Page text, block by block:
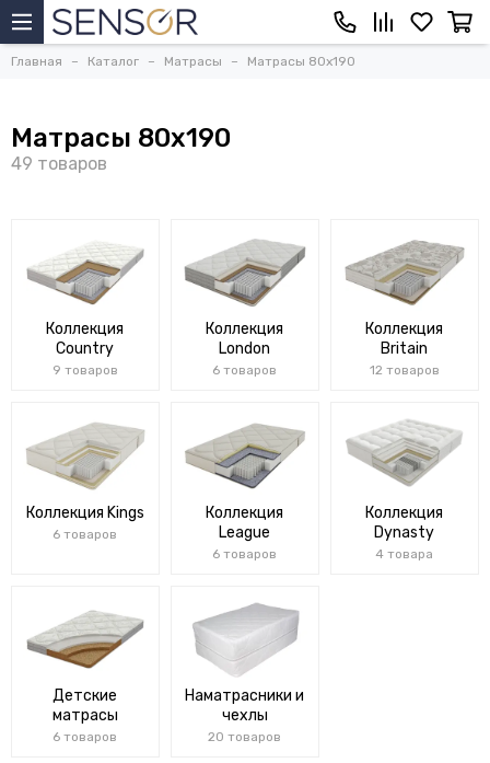
Главная Каталог Матрасы Матрасы 80x190
Матрасы 80x190
Коллекция
Country
9 товаров
Коллекция
London
6 товаров
Коллекция
Britain
12 товаров
Коллекция Kings
6 товаров
Коллекция
League
6 товаров
Коллекция
Dynasty
4 товара
Детские
матрасы
6 товаров
Наматрасники и
чехлы
20 товаров